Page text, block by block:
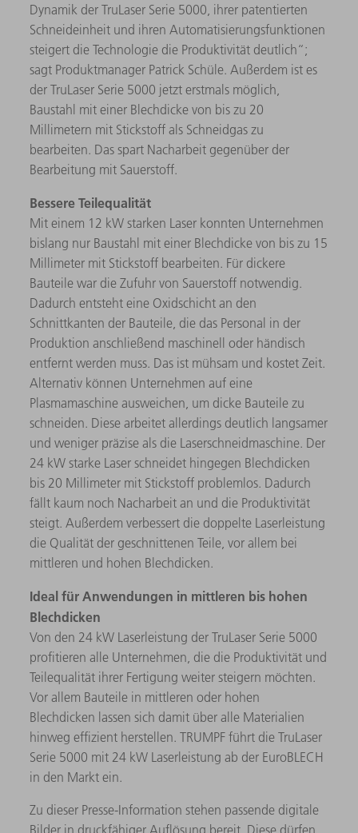
Dynamik der TruLaser Serie 5000, ihrer patentierten
Schneideinheit und ihren Automatisierungsfunktionen
steigert die Technologie die Produktivität deutlich“;
sagt Produktmanager Patrick Schüle. Außerdem ist es
der TruLaser Serie 5000 jetzt erstmals möglich,
Baustahl mit einer Blechdicke von bis zu 20
Millimetern mit Stickstoff als Schneidgas zu
bearbeiten. Das spart Nacharbeit gegenüber der
Bearbeitung mit Sauerstoff.
Bessere Teilequalität
Mit einem 12 kW starken Laser konnten Unternehmen
bislang nur Baustahl mit einer Blechdicke von bis zu 15
Millimeter mit Stickstoff bearbeiten. Für dickere
Bauteile war die Zufuhr von Sauerstoff notwendig.
Dadurch entsteht eine Oxidschicht an den
Schnittkanten der Bauteile, die das Personal in der
Produktion anschließend maschinell oder händisch
entfernt werden muss. Das ist mühsam und kostet Zeit.
Alternativ können Unternehmen auf eine
Plasmamaschine ausweichen, um dicke Bauteile zu
schneiden. Diese arbeitet allerdings deutlich langsamer
und weniger präzise als die Laserschneidmaschine. Der
24 kW starke Laser schneidet hingegen Blechdicken
bis 20 Millimeter mit Stickstoff problemlos. Dadurch
fällt kaum noch Nacharbeit an und die Produktivität
steigt. Außerdem verbessert die doppelte Laserleistung
die Qualität der geschnittenen Teile, vor allem bei
mittleren und hohen Blechdicken.
Ideal für Anwendungen in mittleren bis hohen
Blechdicken
Von den 24 kW Laserleistung der TruLaser Serie 5000
profitieren alle Unternehmen, die die Produktivität und
Teilequalität ihrer Fertigung weiter steigern möchten.
Vor allem Bauteile in mittleren oder hohen
Blechdicken lassen sich damit über alle Materialien
hinweg effizient herstellen. TRUMPF führt die TruLaser
Serie 5000 mit 24 kW Laserleistung ab der EuroBLECH
in den Markt ein.
Zu dieser Presse-Information stehen passende digitale
Bilder in druckfähiger Auflösung bereit. Diese dürfen